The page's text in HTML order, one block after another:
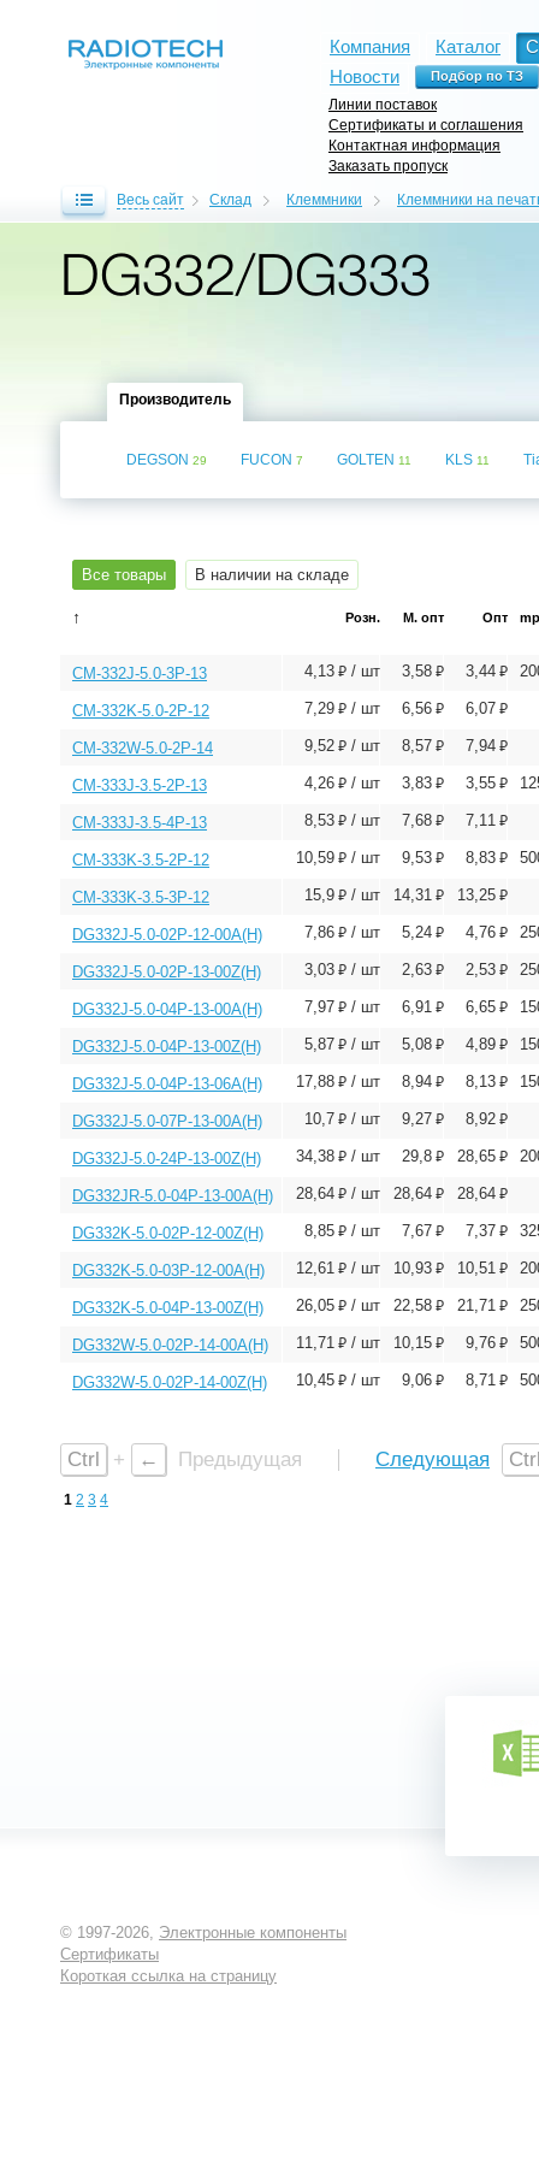
Компания Каталог
Новости
Линии поставок
Сертификаты и соглашения
Контактная информация
Заказать пропуск
Весь сайт Склад Клеммники Клеммники на
DG332/DG333
Производитель
DEGSON 29 FUCON 7 GOLTEN 11 KLS 11
Все товары В наличии на складе
↑ Розн. М. опт Опт
CM-332J-5.0-3P-13 4,13 ⃏ / шт 3,58 ⃏ 3,44 ⃏
CM-332K-5.0-2P-12 7,29 ⃏ / шт 6,56 ⃏ 6,07 ⃏
CM-332W-5.0-2P-14 9,52 ⃏ / шт 8,57 ⃏ 7,94 ⃏
CM-333J-3.5-2P-13 4,26 ⃏ / шт 3,83 ⃏ 3,55 ⃏
CM-333J-3.5-4P-13 8,53 ⃏ / шт 7,68 ⃏ 7,11 ⃏
CM-333K-3.5-2P-12 10,59 ⃏ / шт 9,53 ⃏ 8,83 ⃏
CM-333K-3.5-3P-12 15,9 ⃏ / шт 14,31 ⃏ 13,25 ⃏
DG332J-5.0-02P-12-00A(H) 7,86 ⃏ / шт 5,24 ⃏ 4,76 ⃏
DG332J-5.0-02P-13-00Z(H) 3,03 ⃏ / шт 2,63 ⃏ 2,53 ⃏
DG332J-5.0-04P-13-00A(H) 7,97 ⃏ / шт 6,91 ⃏ 6,65 ⃏
DG332J-5.0-04P-13-00Z(H) 5,87 ⃏ / шт 5,08 ⃏ 4,89 ⃏
DG332J-5.0-04P-13-06A(H) 17,88 ⃏ / шт 8,94 ⃏ 8,13 ⃏
DG332J-5.0-07P-13-00A(H) 10,7 ⃏ / шт 9,27 ⃏ 8,92 ⃏
DG332J-5.0-24P-13-00Z(H) 34,38 ⃏ / шт 29,8 ⃏ 28,65 ⃏
DG332JR-5.0-04P-13-00A(H) 28,64 ⃏ / шт 28,64 ⃏ 28,64 ⃏
DG332K-5.0-02P-12-00Z(H) 8,85 ⃏ / шт 7,67 ⃏ 7,37 ⃏
DG332K-5.0-03P-12-00A(H) 12,61 ⃏ / шт 10,93 ⃏ 10,51 ⃏
DG332K-5.0-04P-13-00Z(H) 26,05 ⃏ / шт 22,58 ⃏ 21,71 ⃏
DG332W-5.0-02P-14-00A(H) 11,71 ⃏ / шт 10,15 ⃏ 9,76 ⃏
DG332W-5.0-02P-14-00Z(H) 10,45 ⃏ / шт 9,06 ⃏ 8,71 ⃏
Ctrl + ← Предыдущая Следующая
1 2 3 4
© 1997-2026, Электронные компоненты
Сертификаты
Короткая ссылка на страницу